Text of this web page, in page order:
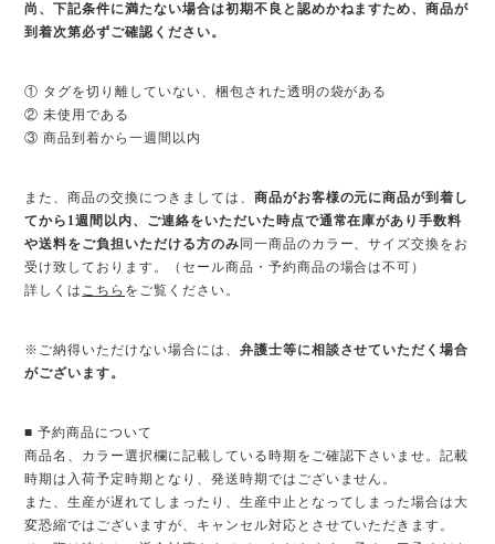
尚、下記条件に満たない場合は初期不良と認めかねますため、商品が
到着次第必ずご確認ください。
① タグを切り離していない、梱包された透明の袋がある
② 未使用である
③ 商品到着から一週間以内
また、商品の交換につきましては、 商品がお客様の元に商品が到着し
てから1週間以内、ご連絡をいただいた時点で通常在庫があり手数料
や送料をご負担いただける方のみ 同一商品のカラー、サイズ交換をお
受け致しております。（セール商品・予約商品の場合は不可）
詳しくは こちら をご覧ください。
※ご納得いただけない場合には、 弁護士等に相談させていただく場合
がございます。
■ 予約商品について
商品名、カラー選択欄に記載している時期をご確認下さいませ。記載
時期は入荷予定時期となり、発送時期ではございません。
また、生産が遅れてしまったり、生産中止となってしまった場合は大
変恐縮ではございますが、キャンセル対応とさせていただきます。